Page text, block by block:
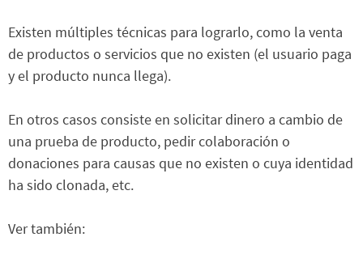
Existen múltiples técnicas para lograrlo, como la venta
de productos o servicios que no existen (el usuario paga
y el producto nunca llega).
En otros casos consiste en solicitar dinero a cambio de
una prueba de producto, pedir colaboración o
donaciones para causas que no existen o cuya identidad
ha sido clonada, etc.
Ver también: